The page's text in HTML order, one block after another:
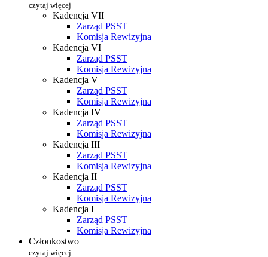
czytaj więcej
Kadencja VII
Zarząd PSST
Komisja Rewizyjna
Kadencja VI
Zarząd PSST
Komisja Rewizyjna
Kadencja V
Zarząd PSST
Komisja Rewizyjna
Kadencja IV
Zarząd PSST
Komisja Rewizyjna
Kadencja III
Zarząd PSST
Komisja Rewizyjna
Kadencja II
Zarząd PSST
Komisja Rewizyjna
Kadencja I
Zarząd PSST
Komisja Rewizyjna
Członkostwo
czytaj więcej